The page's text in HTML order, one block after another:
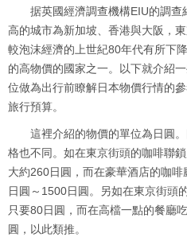
据英國經濟調查機構EIU的調查
高的城市為新加坡、香港與大阪，
較泡沫經濟的上世紀80年代有所下
的高物價的國家之一。以下就介紹
位做為出行前瞭解日本物價行情的
旅行預算。
這裡介紹的物價的單位為日圓。
格也不同。如在東京街頭的咖啡聯
大約260日圓，而在豪華酒店的咖
日圓～1500日圓。另如在東京街頭
只要80日圓，而在高檔一點的餐廳
圓，以此類推。